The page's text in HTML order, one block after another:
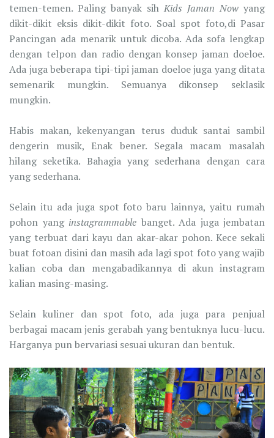
temen-temen. Paling banyak sih Kids Jaman Now yang
dikit-dikit eksis dikit-dikit foto. Soal spot foto,di Pasar
Pancingan ada menarik untuk dicoba. Ada sofa lengkap
dengan telpon dan radio dengan konsep jaman doeloe.
Ada juga beberapa tipi-tipi jaman doeloe juga yang ditata
semenarik mungkin. Semuanya dikonsep seklasik
mungkin.
Habis makan, kekenyangan terus duduk santai sambil
dengerin musik, Enak bener. Segala macam masalah
hilang seketika. Bahagia yang sederhana dengan cara
yang sederhana.
Selain itu ada juga spot foto baru lainnya, yaitu rumah
pohon yang instagrammable banget. Ada juga jembatan
yang terbuat dari kayu dan akar-akar pohon. Kece sekali
buat fotoan disini dan masih ada lagi spot foto yang wajib
kalian coba dan mengabadikannya di akun instagram
kalian masing-masing.
Selain kuliner dan spot foto, ada juga para penjual
berbagai macam jenis gerabah yang bentuknya lucu-lucu.
Harganya pun bervariasi sesuai ukuran dan bentuk.